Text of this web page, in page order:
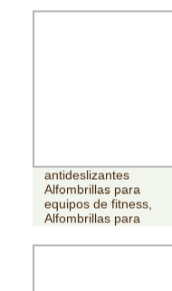
antideslizantes
Alfombrillas para
equipos de fitness,
Alfombrillas para